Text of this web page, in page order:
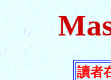
讀者